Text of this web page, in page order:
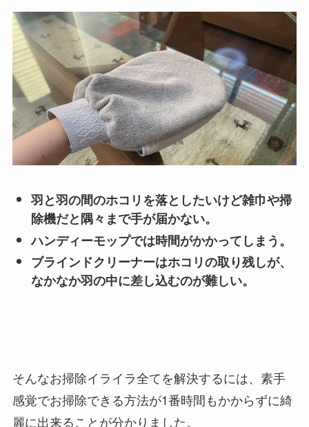
羽と羽の間のホコリを落としたいけど雑巾や掃
除機だと隅々まで手が届かない。
ハンディーモップでは時間がかかってしまう。
ブラインドクリーナーはホコリの取り残しが、
なかなか羽の中に差し込むのが難しい。
そんなお掃除イライラ全てを解決するには、素手
感覚でお掃除できる方法が1番時間もかからずに綺
麗に出来ることが分かりました。